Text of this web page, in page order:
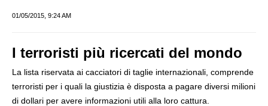
01/05/2015, 9:24 AM
I terroristi più ricercati del mondo
La lista riservata ai cacciatori di taglie internazionali, comprende
terroristi per i quali la giustizia è disposta a pagare diversi milioni
di dollari per avere informazioni utili alla loro cattura.